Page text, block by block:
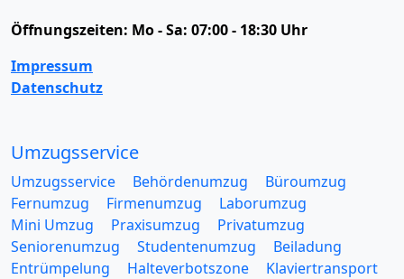
Öffnungszeiten: Mo - Sa: 07:00 - 18:30 Uhr
Impressum
Datenschutz
Umzugsservice
Umzugsservice Behördenumzug
Büroumzug
Fernumzug
Firmenumzug
Laborumzug
Mini Umzug
Praxisumzug
Privatumzug
Seniorenumzug
Studentenumzug
Beiladung
Entrümpelung
Halteverbotszone
Klaviertransport